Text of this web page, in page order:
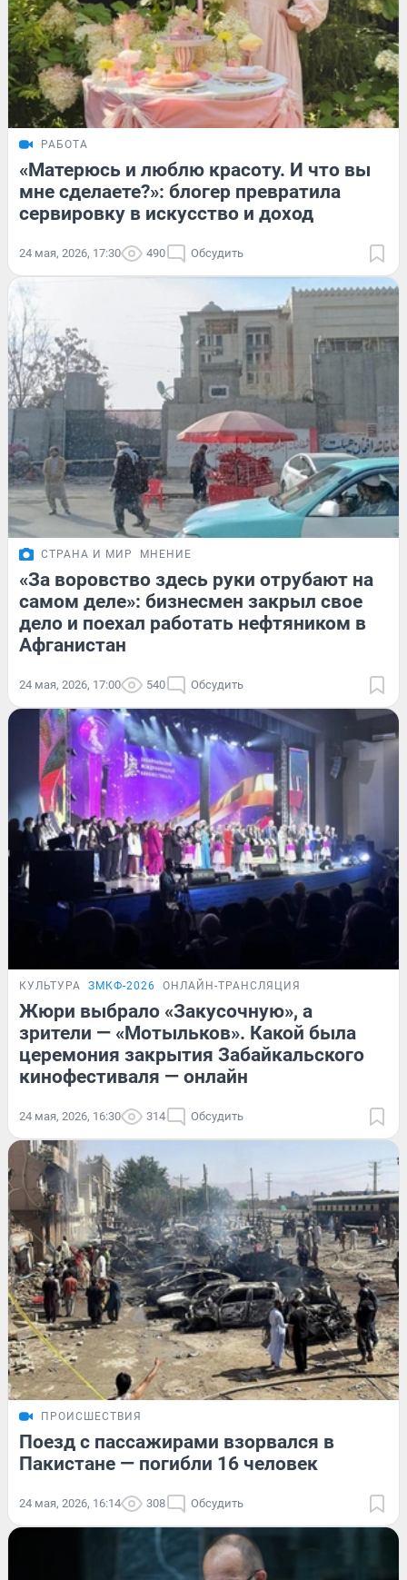
РАБОТА
«Матерюсь и люблю красоту. И что вы
мне сделаете?»: блогер превратила
сервировку в искусство и доход
24 мая, 2026, 17:30 490 Обсудить
СТРАНА И МИР МНЕНИЕ
«За воровство здесь руки отрубают на
самом деле»: бизнесмен закрыл свое
дело и поехал работать нефтяником в
Афганистан
24 мая, 2026, 17:00 540 Обсудить
КУЛЬТУРА ЗМКФ-2026 ОНЛАЙН-ТРАНСЛЯЦИЯ
Жюри выбрало «Закусочную», а
зрители — «Мотыльков». Какой была
церемония закрытия Забайкальского
кинофестиваля — онлайн
24 мая, 2026, 16:30 314 Обсудить
ПРОИСШЕСТВИЯ
Поезд с пассажирами взорвался в
Пакистане — погибли 16 человек
24 мая, 2026, 16:14 308 Обсудить